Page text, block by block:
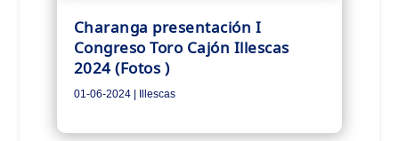
Charanga presentación I
Congreso Toro Cajón Illescas
2024 (Fotos )
01-06-2024| Illescas